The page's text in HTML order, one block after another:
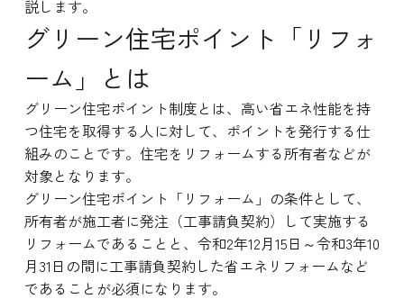
説します。
グリーン住宅ポイント「リフォ
ーム」とは
グリーン住宅ポイント制度とは、高い省エネ性能を持
つ住宅を取得する人に対して、ポイントを発行する仕
組みのことです。住宅をリフォームする所有者などが
対象となります。
グリーン住宅ポイント「リフォーム」の条件として、
所有者が施工者に発注（工事請負契約）して実施する
リフォームであることと、令和2年12月15日～令和3年10
月31日の間に工事請負契約した省エネリフォームなど
であることが必須になります。